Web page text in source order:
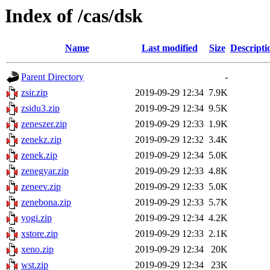
Index of /cas/dsk
Name Last modified Size
Parent Directory
-
zsir.zip
2019-09-29 12:34 7.9K
zsidu3.zip
2019-09-29 12:34 9.5K
zeneszer.zip
2019-09-29 12:33 1.9K
zenekz.zip
2019-09-29 12:32 3.4K
zenek.zip
2019-09-29 12:34 5.0K
zenegyar.zip
2019-09-29 12:33 4.8K
zeneev.zip
2019-09-29 12:33 5.0K
zenebona.zip
2019-09-29 12:33 5.7K
yogi.zip
2019-09-29 12:34 4.2K
xstore.zip
2019-09-29 12:33 2.1K
xeno.zip
2019-09-29 12:34
20K
wst.zip
2019-09-29 12:34 23K